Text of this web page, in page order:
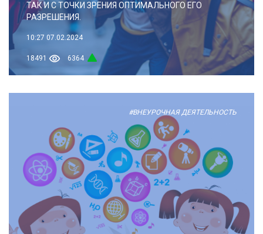
ТАК И С ТОЧКИ ЗРЕНИЯ ОПТИМАЛЬНОГО ЕГО
РАЗРЕШЕНИЯ.
10:27 07.02.2024
18491 6364
#ВНЕУРОЧНАЯ ДЕЯТЕЛЬНОСТЬ